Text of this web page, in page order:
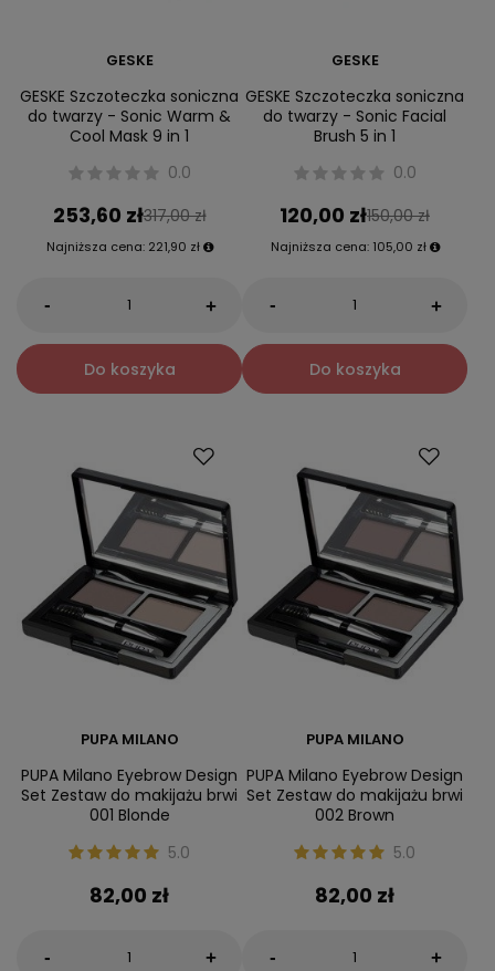
GESKE
GESKE Szczoteczka soniczna
do twarzy - Sonic Warm &
Cool Mask 9 in 1
0.0
253,60 zł317,00 zł
Najniższa cena: 221,90 zł
- +
Do koszyka
GESKE
GESKE Szczoteczka soniczna
do twarzy - Sonic Facial
Brush 5 in 1
0.0
120,00 zł150,00 zł
Najniższa cena: 105,00 zł
- +
Do koszyka
PUPA MILANO
PUPA Milano Eyebrow Design
Set Zestaw do makijażu brwi
001 Blonde
5.0
82,00 zł
- +
PUPA MILANO
PUPA Milano Eyebrow Design
Set Zestaw do makijażu brwi
002 Brown
5.0
82,00 zł
- +